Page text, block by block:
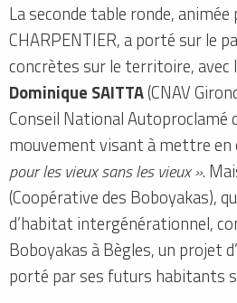
La seconde table ronde, animée
CHARPENTIER, a porté sur le
concrètes sur le territoire, avec
Dominique SAITTA(CNAV
Conseil National Autoproclamé
mouvement visant à mettre
pour les vieux sans les vieux ».
(Coopérative des Boboyakas),
d’habitat intergénérationnel,
Boboyakas à Bègles, un projet
porté par ses futurs habitants